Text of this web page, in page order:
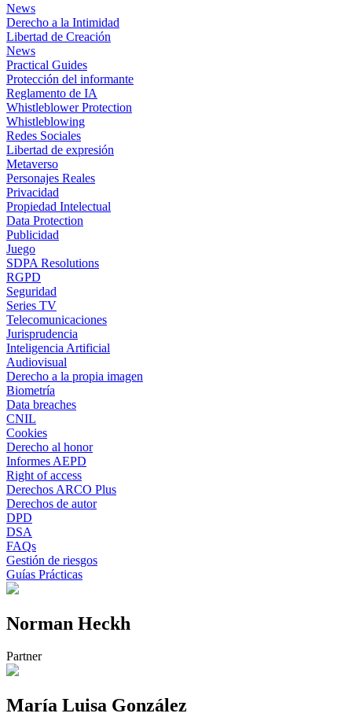
News
Derecho a la Intimidad
Libertad de Creación
News
Practical Guides
Protección del informante
Reglamento de IA
Whistleblower Protection
Whistleblowing
Redes Sociales
Libertad de expresión
Metaverso
Personajes Reales
Privacidad
Propiedad Intelectual
Data Protection
Publicidad
Juego
SDPA Resolutions
RGPD
Seguridad
Series TV
Telecomunicaciones
Jurisprudencia
Inteligencia Artificial
Audiovisual
Derecho a la propia imagen
Biometría
Data breaches
CNIL
Cookies
Derecho al honor
Informes AEPD
Right of access
Derechos ARCO Plus
Derechos de autor
DPD
DSA
FAQs
Gestión de riesgos
Guías Prácticas
Norman Heckh
Partner
María Luisa González